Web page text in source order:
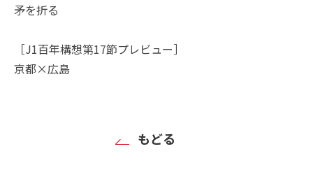
矛を折る
［J1百年構想第17節プレビュー］
京都×広島
もどる